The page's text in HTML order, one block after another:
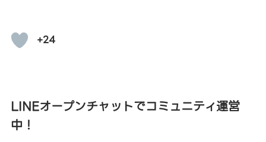
+24
LINEオープンチャットでコミュニティ運営
中！